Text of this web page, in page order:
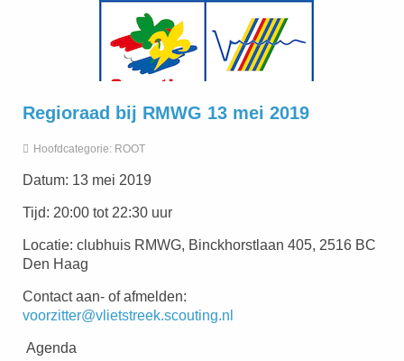
Regioraad bij RMWG 13 mei 2019
Hoofdcategorie: ROOT
Datum: 13 mei 2019
Tijd: 20:00 tot 22:30 uur
Locatie: clubhuis RMWG, Binckhorstlaan 405, 2516 BC
Den Haag
Contact aan- of afmelden:
voorzitter@vlietstreek.scouting.nl
Agenda